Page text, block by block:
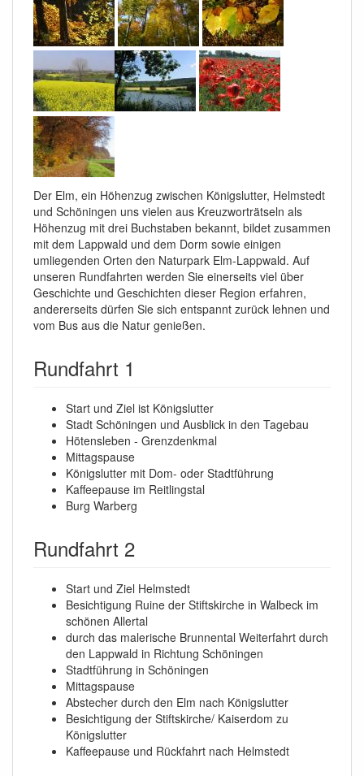
Der Elm, ein Höhenzug zwischen Königslutter, Helmstedt
und Schöningen uns vielen aus Kreuzworträtseln als
Höhenzug mit drei Buchstaben bekannt, bildet zusammen
mit dem Lappwald und dem Dorm sowie einigen
umliegenden Orten den Naturpark Elm-Lappwald. Auf
unseren Rundfahrten werden Sie einerseits viel über
Geschichte und Geschichten dieser Region erfahren,
andererseits dürfen Sie sich entspannt zurück lehnen und
vom Bus aus die Natur genießen.
Rundfahrt 1
Start und Ziel ist Königslutter
Stadt Schöningen und Ausblick in den Tagebau
Hötensleben - Grenzdenkmal
Mittagspause
Königslutter mit Dom- oder Stadtführung
Kaffeepause im Reitlingstal
Burg Warberg
Rundfahrt 2
Start und Ziel Helmstedt
Besichtigung Ruine der Stiftskirche in Walbeck im
schönen Allertal
durch das malerische Brunnental Weiterfahrt durch
den Lappwald in Richtung Schöningen
Stadtführung in Schöningen
Mittagspause
Abstecher durch den Elm nach Königslutter
Besichtigung der Stiftskirche/ Kaiserdom zu
Königslutter
Kaffeepause und Rückfahrt nach Helmstedt